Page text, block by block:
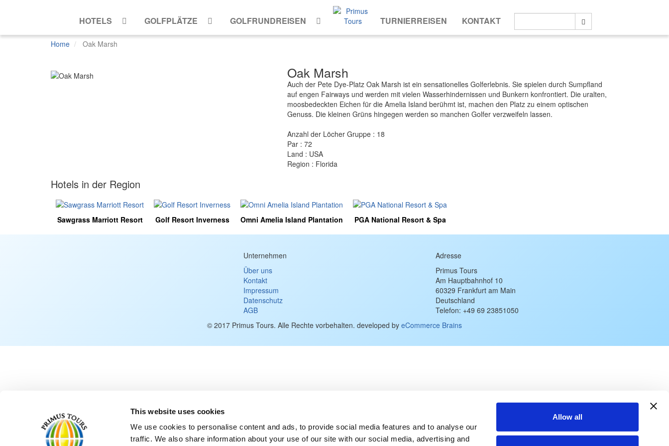
This website uses cookies
We use cookies to personalise content and ads, to provide social media features and to analyse our
traffic. We also share information about your use of our site with our social media, advertising and
Allow all
HOTELS GOLFPLÄTZE GOLFRUNDREISEN TURNIERREISEN KONTAKT Suche
Home Oak Marsh
Oak Marsh
Auch der Pete Dye-Platz Oak Marsh ist ein sensationelles Golferlebnis. Sie spielen durch Sumpfland
auf engen Fairways und werden mit vielen Wasserhindernissen und Bunkern konfrontiert. Die uralten,
moosbedeckten Eichen für die Amelia Island berühmt ist, machen den Platz zu einem optischen
Genuss. Die kleinen Grüns hingegen werden so manchen Golfer verzweifeln lassen.
Anzahl der Löcher Gruppe : 18
Par : 72
Land : USA
Region : Florida
Hotels in der Region
Sawgrass Marriott Resort Golf Resort Inverness Omni Amelia Island Plantation PGA National Resort & Spa
Unternehmen
Über uns
Kontakt
Impressum
Datenschutz
AGB
Adresse
Primus Tours
Am Hauptbahnhof 10
60329 Frankfurt am Main
Deutschland
Telefon: +49 69 23851050
© 2017 Primus Tours. Alle Rechte vorbehalten. developed by eCommerce Brains